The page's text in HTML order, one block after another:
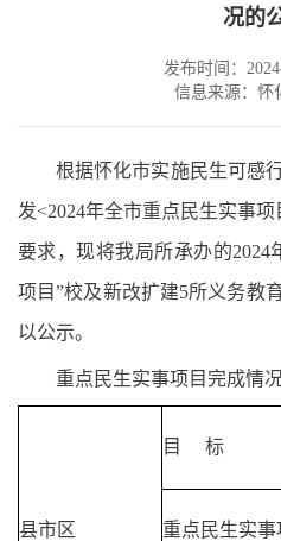
况的
发布时间：
信息来源：怀
根据怀化市实施民生可感
发<2024年全市重点民生实事
要求，现将我局所承办的2024
项目”校及新改扩建5所义务教
以公示。
重点民生实事项目完成情
县市区
目 标
重点民生实事